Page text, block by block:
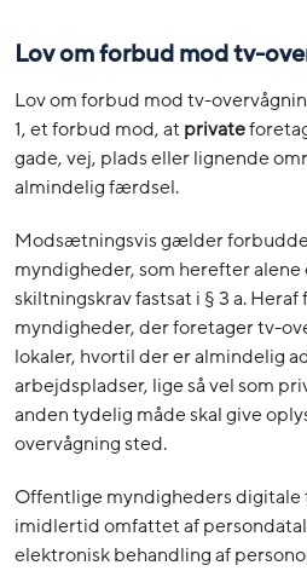
Lov om forbud mod tv-
Lov om forbud mod tv-
1, et forbud mod, at private
gade, vej, plads eller lignende
almindelig færdsel.
Modsætningsvis gælder
myndigheder, som herefter
skiltningskrav fastsat i § 3 a.
myndigheder, der foretager tv-
lokaler, hvortil der er almindelig
arbejdspladser, lige så vel som
anden tydelig måde skal give
overvågning sted.
Offentlige myndigheders digitale
imidlertid omfattet af
elektronisk behandling af